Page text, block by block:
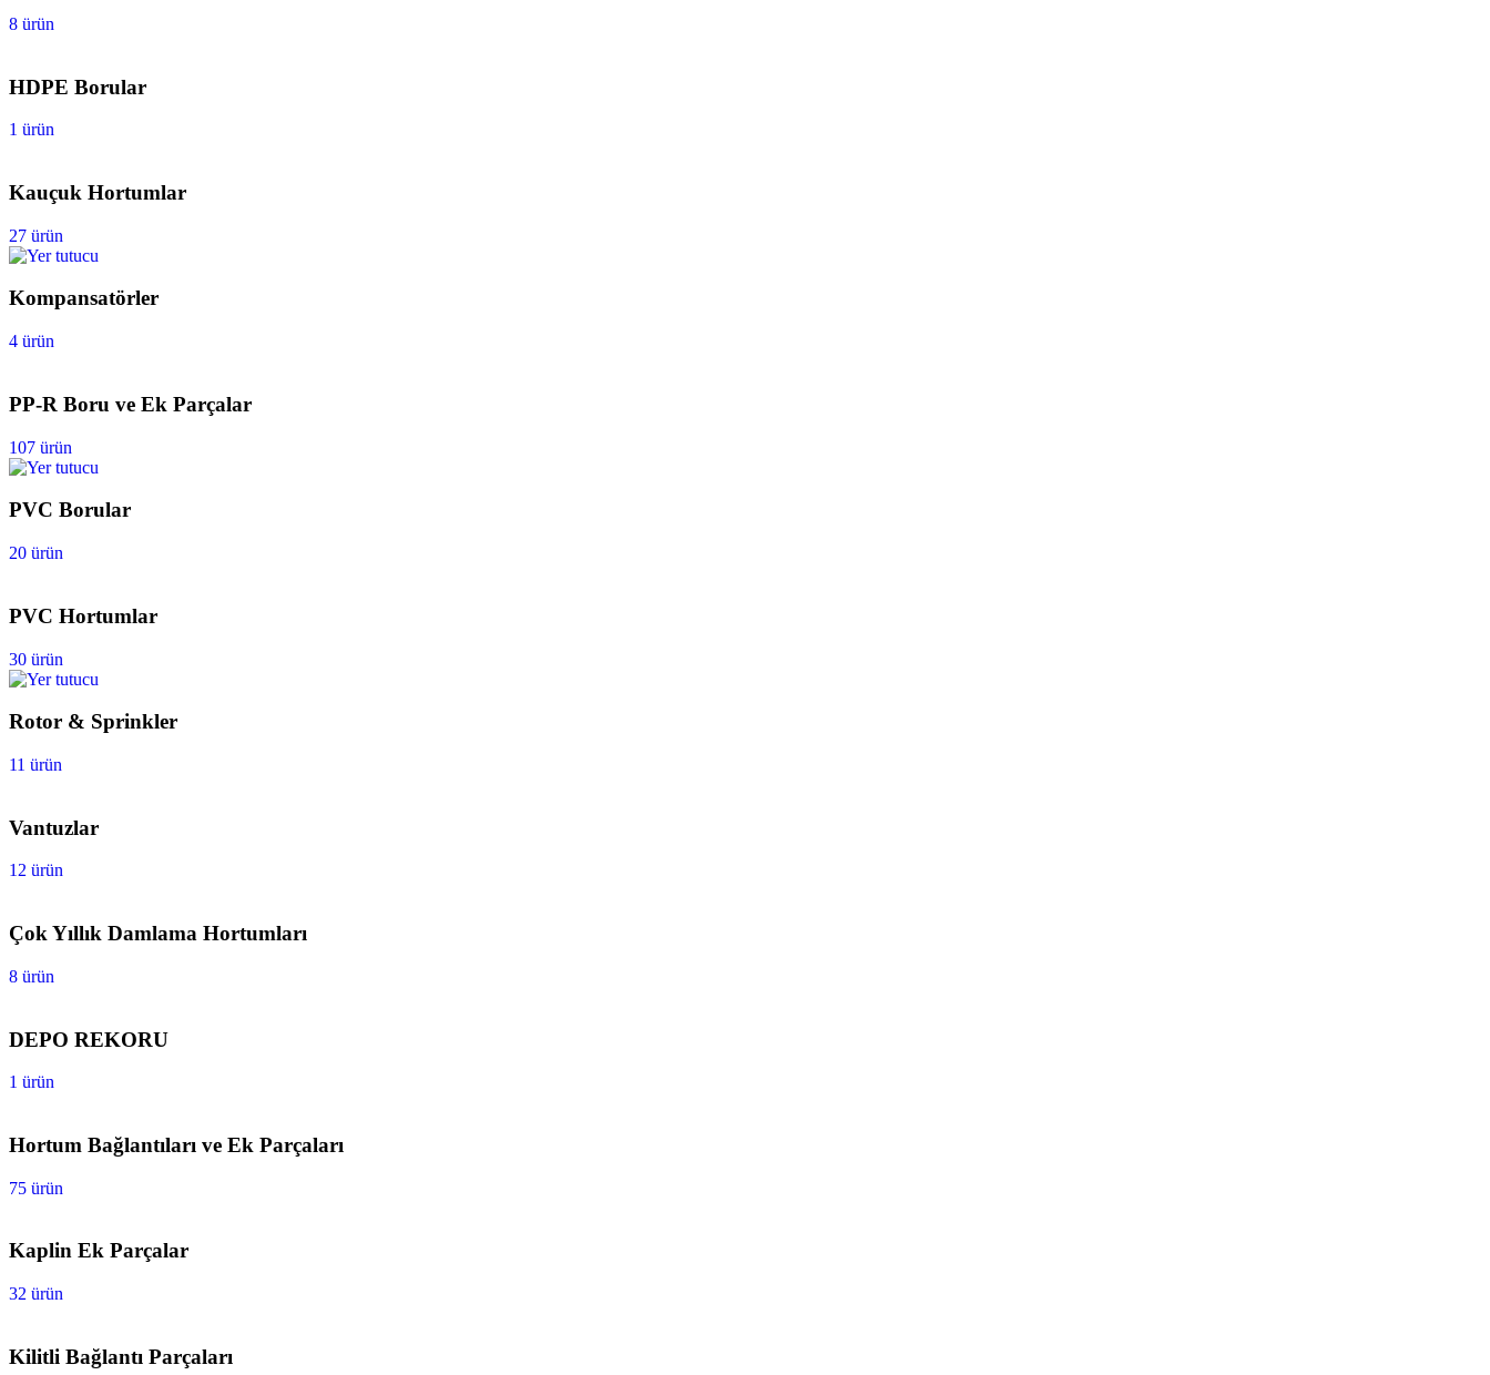
8 ürün
HDPE Borular
1 ürün
Kauçuk Hortumlar
27 ürün
Kompansatörler
4 ürün
PP-R Boru ve Ek Parçalar
107 ürün
PVC Borular
20 ürün
PVC Hortumlar
30 ürün
Rotor & Sprinkler
11 ürün
Vantuzlar
12 ürün
Çok Yıllık Damlama Hortumları
8 ürün
DEPO REKORU
1 ürün
Hortum Bağlantıları ve Ek Parçaları
75 ürün
Kaplin Ek Parçalar
32 ürün
Kilitli Bağlantı Parçaları